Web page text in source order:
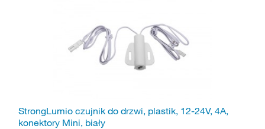
StrongLumio czujnik do drzwi, plastik, 12-24V, 4A,
konektory Mini, biały